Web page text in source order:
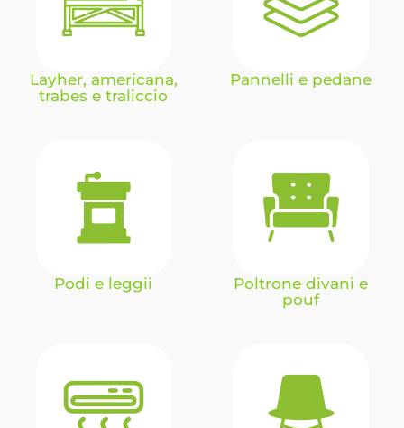
Layher, americana,
trabes e traliccio
Pannelli e pedane
Podi e leggii
Poltrone divani e
pouf